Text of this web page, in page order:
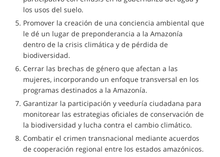
los usos del suelo.
Promover la creación de una conciencia ambiental que
le dé un lugar de preponderancia a la Amazonía
dentro de la crisis climática y de pérdida de
biodiversidad.
Cerrar las brechas de género que afectan a las
mujeres, incorporando un enfoque transversal en los
programas destinados a la Amazonía.
Garantizar la participación y veeduría ciudadana para
monitorear las estrategias oficiales de conservación de
la biodiversidad y lucha contra el cambio climático.
Combatir el crimen transnacional mediante acuerdos
de cooperación regional entre los estados amazónicos.